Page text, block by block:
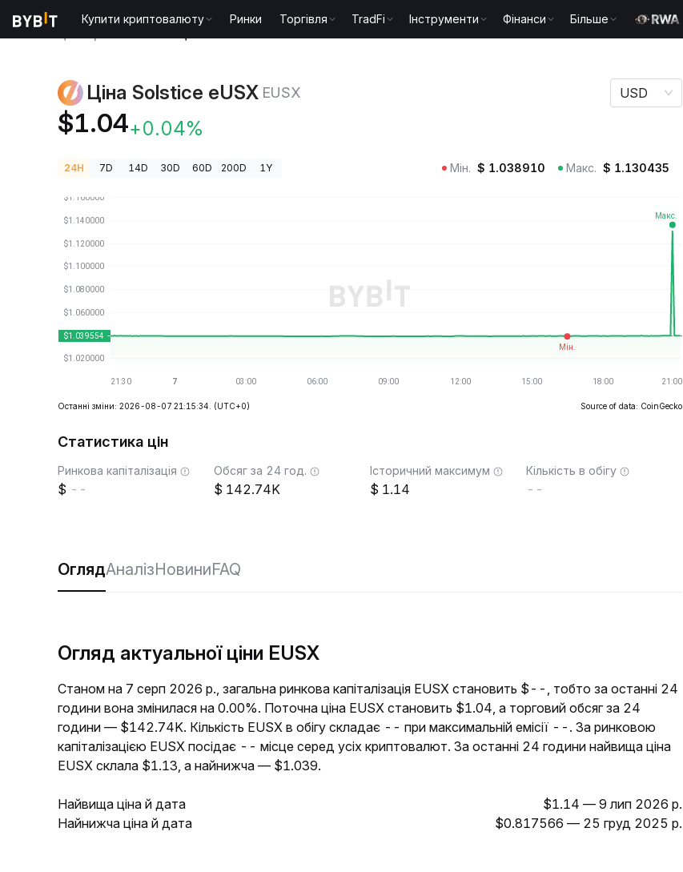
Купити криптовалюту Ринки Торгівля TradFi Інструменти Фінанси Більше
Ціна Solstice eUSX EUSX
$1.04+0.04%
USD
24H 7D 14D 30D 60D 200D 1Y Мін. $ 1.038910 Макс. $ 1.130435
Останні зміни: 2026-08-07 21:15:34. (UTC+0) Source of data: CoinGecko
Статистика цін
Ринкова капіталізація
--
Обсяг за 24 год.
142.74K
Історичний максимум
1.14
Кількість в обігу
--
ОглядАналізНовиниFAQ
Огляд актуальної ціни EUSX
Станом на 7 серп 2026 р., загальна ринкова капіталізація EUSX становить $--, тобто за останні 24
години вона змінилася на 0.00%. Поточна ціна EUSX становить $1.04, а торговий обсяг за 24
години — $142.74K. Кількість EUSX в обігу складає -- при максимальній емісії --. За ринковою
капіталізацією EUSX посідає -- місце серед усіх криптовалют. За останні 24 години найвища ціна
EUSX склала $1.13, а найнижча — $1.039.
Найвища ціна й дата
$1.14 — 9 лип 2026 р.
Найнижча ціна й дата
$0.817566 — 25 груд 2025 р.